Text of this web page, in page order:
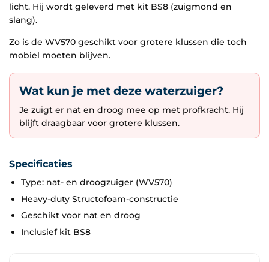
licht. Hij wordt geleverd met kit BS8 (zuigmond en
slang).
Zo is de WV570 geschikt voor grotere klussen die toch
mobiel moeten blijven.
Wat kun je met deze waterzuiger?
Je zuigt er nat en droog mee op met profkracht. Hij
blijft draagbaar voor grotere klussen.
Specificaties
Type: nat- en droogzuiger (WV570)
Heavy-duty Structofoam-constructie
Geschikt voor nat en droog
Inclusief kit BS8